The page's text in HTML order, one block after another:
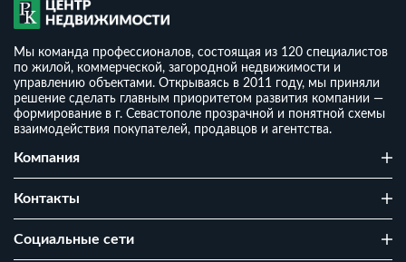
Дом 51 м² на участке 6,34 сотки
4 300 000
1
Мы команда профессионалов, состоящая из 120 специалистов
по жилой, коммерческой, загородной недвижимости и
управлению объектами. Открываясь в 2011 году, мы приняли
решение сделать главным приоритетом развития компании —
формирование в г. Севастополе прозрачной и понятной схемы
взаимодействия покупателей, продавцов и агентства.
Компания
Контакты
Cоциальные сети